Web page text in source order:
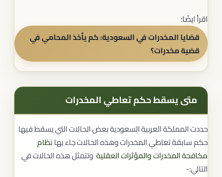
اقرأ ايضًا:
قضايا المخدرات في السعودية: كم يأخذ المحامي في
قضية مخدرات؟
متى يسقط حكم تعاطي المخدرات
حددت المملكة العربية السعودية بعض الحالات التي يسقط فيها
حكم سابقة تعاطي المخدرات وهذه الحالات جاء بها نظام
مكافحة المخدرات والمؤثرات العقلية وتتمثل هذه الحالات في
التالي:-